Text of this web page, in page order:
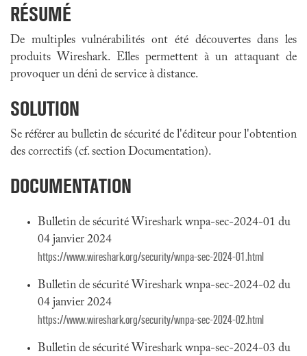
RÉSUMÉ
De multiples vulnérabilités ont été découvertes dans les
produits Wireshark. Elles permettent à un attaquant de
provoquer un déni de service à distance.
SOLUTION
Se référer au bulletin de sécurité de l'éditeur pour l'obtention
des correctifs (cf. section Documentation).
DOCUMENTATION
Bulletin de sécurité Wireshark wnpa-sec-2024-01 du
04 janvier 2024
https://www.wireshark.org/security/wnpa-sec-2024-01.html
Bulletin de sécurité Wireshark wnpa-sec-2024-02 du
04 janvier 2024
https://www.wireshark.org/security/wnpa-sec-2024-02.html
Bulletin de sécurité Wireshark wnpa-sec-2024-03 du